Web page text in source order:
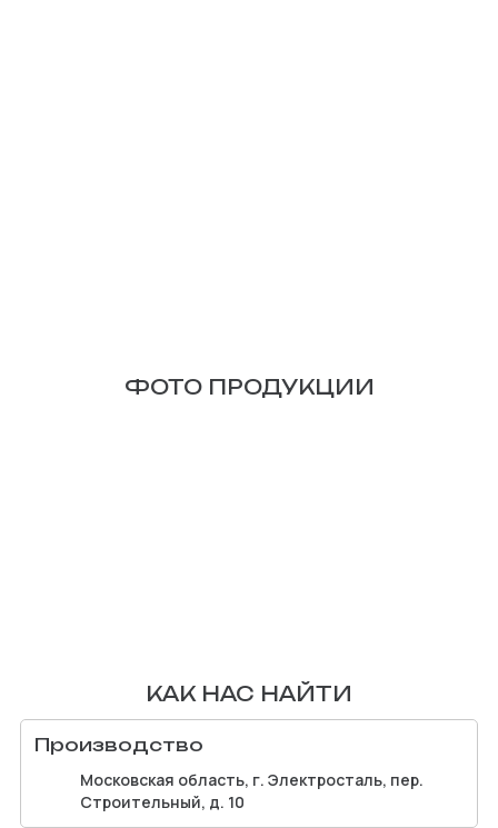
ФОТО ПРОДУКЦИИ
КАК НАС НАЙТИ
Производство
Московская область, г. Электросталь, пер.
Строительный, д. 10